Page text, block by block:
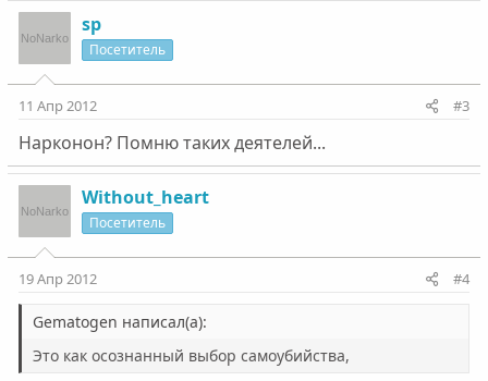
sp
Посетитель
11 Апр 2012 #3
Нарконон? Помню таких деятелей...
Without_heart
Посетитель
19 Апр 2012 #4
Gematogen написал(а):
Это как осознанный выбор самоубийства,